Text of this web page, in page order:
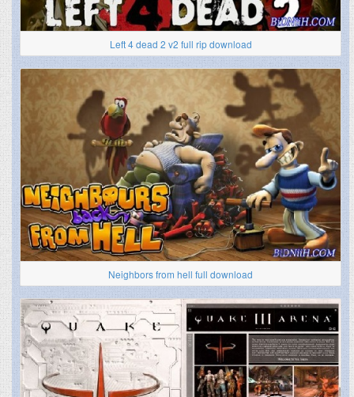
Left 4 dead 2 v2 full rip download
Neighbors from hell full download